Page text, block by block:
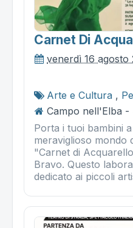
Carnet Di
venerdì 16 agosto
Arte e Cultura ,
Campo nell'Elba -
Porta i tuoi bambini
meraviglioso
"Carnet di
Bravo. Questo
dedicato ai piccoli